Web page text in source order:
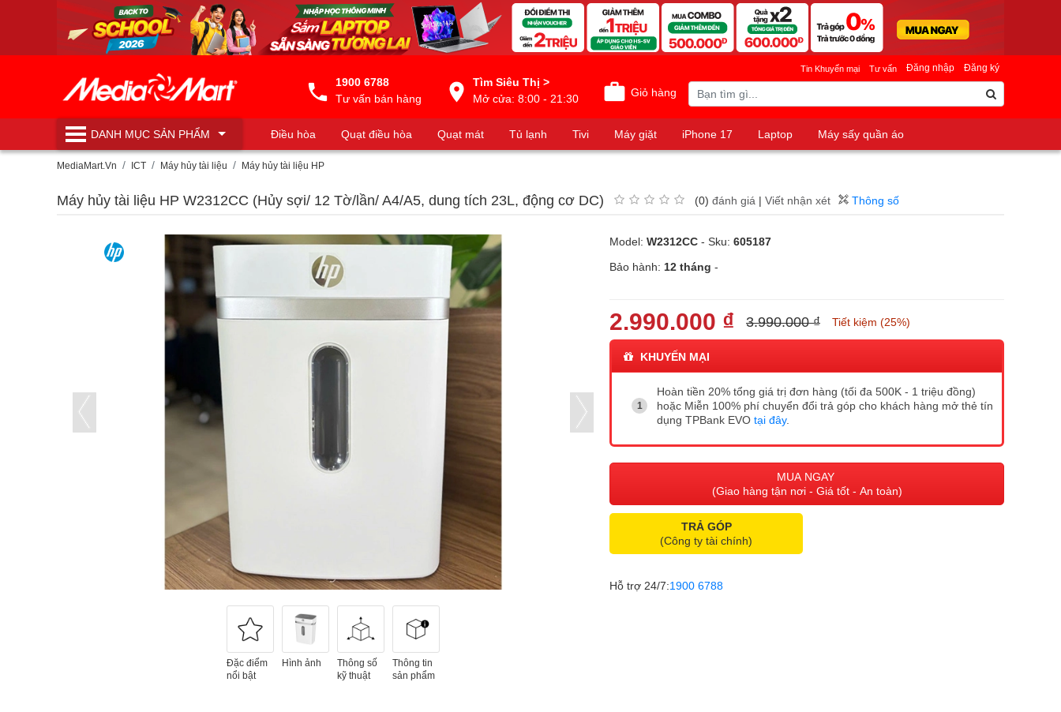
1900 6788
Tư vấn bán hàng
Tìm Siêu Thị >
Mở cửa: 8:00 - 21:30
Giỏ hàng
Đăng nhập Đăng ký
Tin Khuyến mại Tư vấn
DANH MỤCSẢN PHẨM Điều hòa Quạt điều hòa Quạt mát Tủ lạnh Tivi Máy giặt iPhone 17 Laptop
Máy sấy quần áo
Máy lọc nước
MediaMart.Vn ICT Máy hủy tài liệu Máy hủy tài liệu HP
Máy hủy tài liệu HP W2312CC (Hủy sợi/ 12 Tờ/lần/ A4/A5, dung tích 23L, động cơ DC) (0) đánh giá | Viết nhận xét Thông số
Đặc điểm
nổi bật
Hình ảnh
Thông số
kỹ thuật
Thông tin
sản phẩm
Model: W2312CC - Sku: 605187
Bảo hành: 12 tháng -
2.990.000 ₫ 3.990.000 ₫ Tiết kiệm (25%)
KHUYẾN MẠI
Hoàn tiền 20% tổng giá trị đơn hàng (tối đa 500K - 1 triệu đồng)
hoặc Miễn 100% phí chuyển đổi trả góp cho khách hàng mở thẻ tín
dụng TPBank EVO tại đây.
MUA NGAY
(Giao hàng tận nơi - Giá tốt - An toàn)
TRẢ GÓP
(Công ty tài chính)
Hỗ trợ 24/7:1900 6788